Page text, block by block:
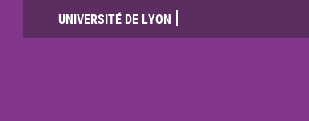
UNIVERSITÉ DE LYON